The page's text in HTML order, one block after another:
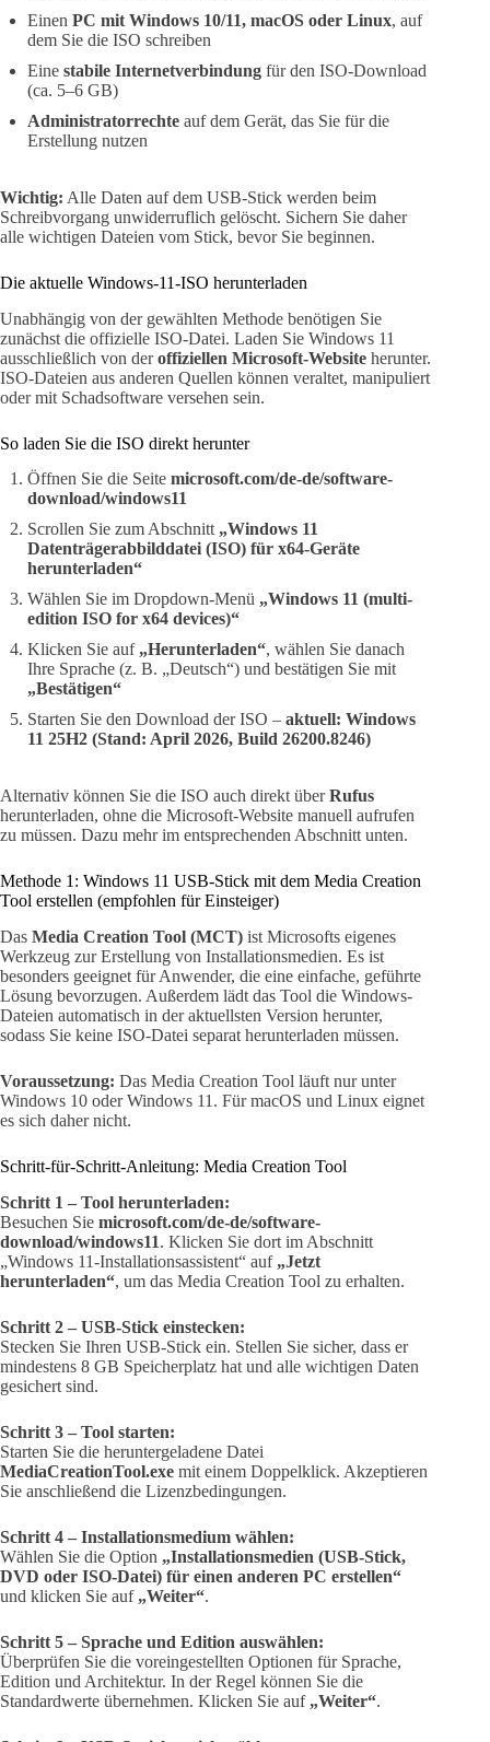
Einen PC mit Windows 10/11, macOS oder Linux, auf
dem Sie die ISO schreiben
Eine stabile Internetverbindung für den ISO-Download
(ca. 5–6 GB)
Administratorrechte auf dem Gerät, das Sie für die
Erstellung nutzen
Wichtig: Alle Daten auf dem USB-Stick werden beim
Schreibvorgang unwiderruflich gelöscht. Sichern Sie daher
alle wichtigen Dateien vom Stick, bevor Sie beginnen.
Die aktuelle Windows-11-ISO herunterladen
Unabhängig von der gewählten Methode benötigen Sie
zunächst die offizielle ISO-Datei. Laden Sie Windows 11
ausschließlich von deroffiziellen Microsoft-Website herunter.
ISO-Dateien aus anderen Quellen können veraltet, manipuliert
oder mit Schadsoftware versehen sein.
So laden Sie die ISO direkt herunter
Öffnen Sie die Seite microsoft.com/de-de/software-
download/windows11
Scrollen Sie zum Abschnitt „Windows 11
Datenträgerabbilddatei (ISO) für x64-Geräte
herunterladen“
Wählen Sie im Dropdown-Menü „Windows 11 (multi-
edition ISO for x64 devices)“
Klicken Sie auf „Herunterladen“, wählen Sie danach
Ihre Sprache (z. B. „Deutsch“) und bestätigen Sie mit
„Bestätigen“
Starten Sie den Download der ISO – aktuell: Windows
11 25H2 (Stand: April 2026, Build 26200.8246)
Alternativ können Sie die ISO auch direkt überRufus
herunterladen, ohne die Microsoft-Website manuell aufrufen
zu müssen. Dazu mehr im entsprechenden Abschnitt unten.
Methode 1: Windows 11 USB-Stick mit dem Media Creation
Tool erstellen (empfohlen für Einsteiger)
Das Media Creation Tool (MCT) ist Microsofts eigenes
Werkzeug zur Erstellung von Installationsmedien. Es ist
besonders geeignet für Anwender, die eine einfache, geführte
Lösung bevorzugen. Außerdem lädt das Tool die Windows-
Dateien automatisch in der aktuellsten Version herunter,
sodass Sie keine ISO-Datei separat herunterladen müssen.
Voraussetzung: Das Media Creation Tool läuft nur unter
Windows 10 oder Windows 11. Für macOS und Linux eignet
es sich daher nicht.
Schritt-für-Schritt-Anleitung: Media Creation Tool
Schritt 1 – Tool herunterladen:
Besuchen Sie microsoft.com/de-de/software-
download/windows11. Klicken Sie dort im Abschnitt
„Windows 11-Installationsassistent“ auf „Jetzt
herunterladen“, um das Media Creation Tool zu erhalten.
Schritt 2 – USB-Stick einstecken:
Stecken Sie Ihren USB-Stick ein. Stellen Sie sicher, dass er
mindestens 8 GB Speicherplatz hat und alle wichtigen Daten
gesichert sind.
Schritt 3 – Tool starten:
Starten Sie die heruntergeladene Datei
MediaCreationTool.exe mit einem Doppelklick. Akzeptieren
Sie anschließend die Lizenzbedingungen.
Schritt 4 – Installationsmedium wählen:
Wählen Sie die Option „Installationsmedien (USB-Stick,
DVD oder ISO-Datei) für einen anderen PC erstellen“
und klicken Sie auf „Weiter“.
Schritt 5 – Sprache und Edition auswählen:
Überprüfen Sie die voreingestellten Optionen für Sprache,
Edition und Architektur. In der Regel können Sie die
Standardwerte übernehmen. Klicken Sie auf „Weiter“.